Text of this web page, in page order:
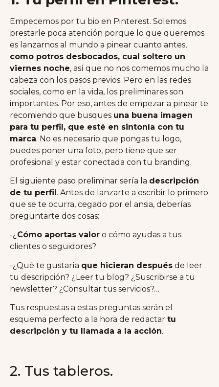
Empecemos por tu bio en Pinterest. Solemos
prestarle poca atención porque lo que queremos
es lanzarnos al mundo a pinear cuanto antes,
como potros desbocados, cual soltero un
viernes noche, así que no nos comemos mucho la
cabeza con los pasos previos. Pero en las redes
sociales, como en la vida, los preliminares son
importantes. Por eso, antes de empezar a pinear te
recomiendo que busques una buena imagen
para tu perfil, que esté en sintonía con tu
marca. No es necesario que pongas tu logo,
puedes poner una foto, pero tiene que ser
profesional y estar conectada con tu branding.
El siguiente paso preliminar sería la descripción
de tu perfil. Antes de lanzarte a escribir lo primero
que se te ocurra, cegado por el ansia, deberías
preguntarte dos cosas:
-¿ Cómo aportas valor o cómo ayudas a tus
clientes o seguidores?
-¿Qué te gustaría que hicieran después de leer
tu descripción? ¿Leer tu blog? ¿Suscribirse a tu
newsletter? ¿Consultar tus servicios?…
Tus respuestas a estas preguntas serán el
esquema perfecto a la hora de redactar tu
descripción y tu llamada a la acción.
2. Tus tableros.